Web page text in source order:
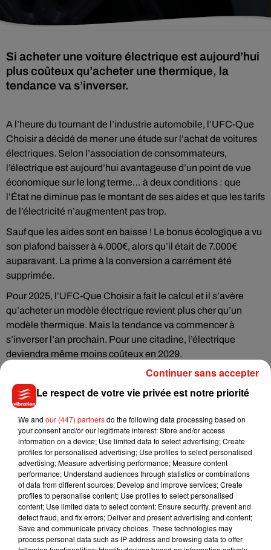
Si acheter une voiture électrique est aujourd’hui
plus coûteux qu’acheter une thermique, la
tendance va s’inverser.
A l’heure du tournant de l’industrie automobile, l’UFC-Que
Choisir a décidé de mener une étude sur l’achat de voitures
électriques. Selon l’association de consommateurs,
l’électrique est aujourd’hui avantageuse d’un point de vue
économique sur le long terme… à deux conditions : que
l’État ne diminue pas le montant de ses aides et que les tarifs
de l’électricité n’augmentent pas trop.
Sauf que les aides sont en baisse ! Le bonus écologique a vu
son plafond baisser à 4.000€, alors qu’il était de 7.000€
auparavant. La prime à la conversion a carrément été
supprimée.
Pour 2025, l’UFC-Que Choisir a fait le calcul et il s’avère
qu’acheter un modèle électrique revient plus cher qu’un
modèle thermique. Mais la tendance va commencer à
s’inverser l’an prochain. Pour une citadine, l’électrique
deviendra même moins coûteux en 2029.
Musique
5 août 2026
Benny Blanco invite Selena Gomez et
Becky G sur son nouveau single
Tiny Desk invite Charlie Puth pour une
Le respect de votre vie privée est notre priorité
We and our (447) partnersdo the following data processing based on
your consent and/or our legitimate interest: Store and/or access
information on a device; Use limited data to select advertising; Create
profiles for personalised advertising; Use profiles to select personalised
advertising; Measure advertising performance; Measure content
performance; Understand audiences through statistics or combinations
of data from different sources; Develop and improve services; Create
profiles to personalise content; Use profiles to select personalised
content; Use limited data to select content; Ensure security, prevent and
detect fraud, and fix errors; Deliver and present advertising and content;
Save and communicate privacy choices. These technologies may
process personal data such as IP address and browsing data to offer
Continuer sans accepter